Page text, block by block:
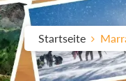
Startseite